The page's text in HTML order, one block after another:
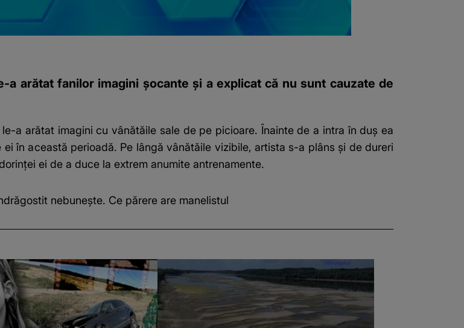
a arătat fanilor imagini șocante și a explicat că nu sunt cauzate de
a arătat imagini cu vânătăile sale de pe picioare. Înainte de a intra în duș ea
în această perioadă. Pe lângă vânătăile vizibile, artista s-a plâns și de dureri
ei de a duce la extrem anumite antrenamente.
nebunește. Ce părere are manelistul